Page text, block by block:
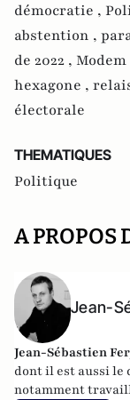
démocratie ,
abstention ,
de 2022 , Modem
hexagone ,
électorale
THEMATIQUES
Politique
A PROPOS
Jean-
Jean-Sébastien
dont il est aussi
notamment